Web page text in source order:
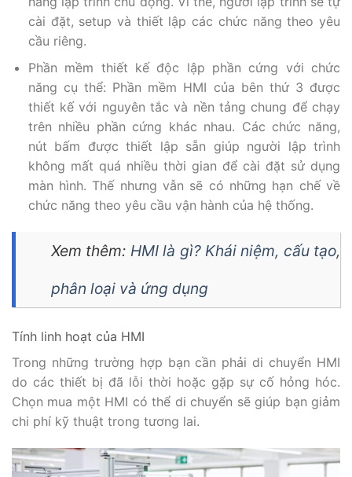
cài đặt, setup và thiết lập các chức năng theo yêu
cầu riêng.
Phần mềm thiết kế độc lập phần cứng với chức
năng cụ thể: Phần mềm HMI của bên thứ 3 được
thiết kế với nguyên tắc và nền tảng chung để chạy
trên nhiều phần cứng khác nhau. Các chức năng,
nút bấm được thiết lập sẵn giúp người lập trình
không mất quá nhiều thời gian để cài đặt sử dụng
màn hình. Thế nhưng vẫn sẽ có những hạn chế về
chức năng theo yêu cầu vận hành của hệ thống.
Xem thêm: HMI là gì? Khái niệm, cấu tạo,
phân loại và ứng dụng
Tính linh hoạt của HMI
Trong những trường hợp bạn cần phải di chuyển HMI
do các thiết bị đã lỗi thời hoặc gặp sự cố hỏng hóc.
Chọn mua một HMI có thể di chuyển sẽ giúp bạn giảm
chi phí kỹ thuật trong tương lai.